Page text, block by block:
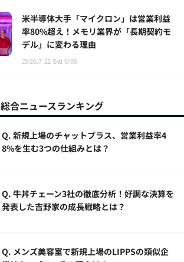
米半導体大手「マイクロン」は営業利益
率80%超え！メモリ業界が「長期契約モ
デル」に変わる理由
2026.7.11 Sat 6:00
総合ニュースランキング
Q. 新規上場のチャットプラス、営業利益率4
8%を生む3つの仕組みとは？
Q. 牛丼チェーン3社の徹底分析！好調な決算を
発表した吉野家の成長戦略とは？
Q. メンズ美容室で新規上場のLIPPSの類似企